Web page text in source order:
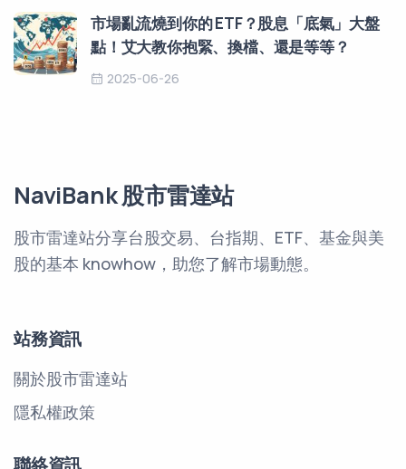
市場亂流燒到你的 ETF？股息「底氣」大盤
點！艾大教你抱緊、換檔、還是等等？
2025-06-26
NaviBank 股市雷達站
股市雷達站分享台股交易、台指期、ETF、基金與美
股的基本 knowhow，助您了解市場動態。
站務資訊
關於股市雷達站
隱私權政策